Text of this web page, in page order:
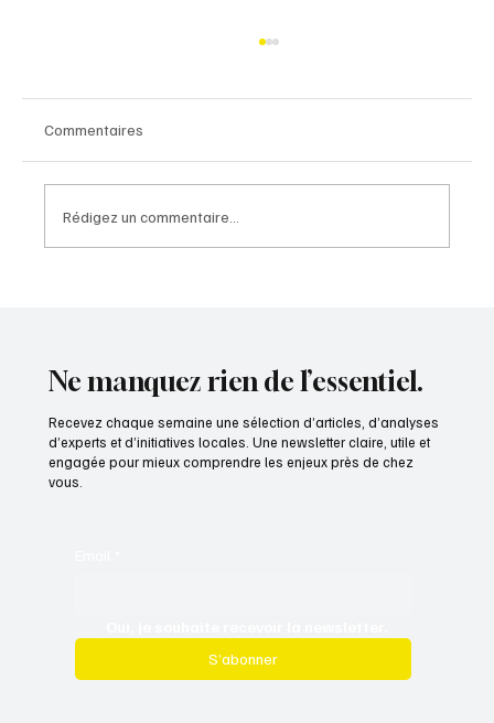
Commentaires
Rédigez un commentaire...
Ne manquez rien de l’essentiel.
Recevez chaque semaine une sélection d’articles, d’analyses
d’experts et d’initiatives locales. Une newsletter claire, utile et
engagée pour mieux comprendre les enjeux près de chez
vous.
S’abonner